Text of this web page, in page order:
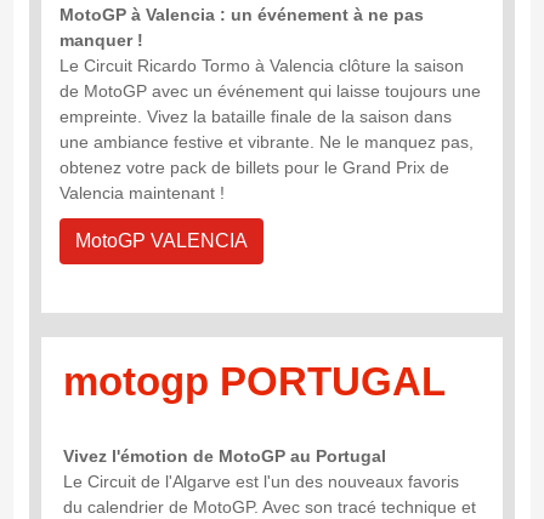
MotoGP à Valencia : un événement à ne pas
manquer !
Le Circuit Ricardo Tormo à Valencia clôture la saison
de MotoGP avec un événement qui laisse toujours une
empreinte. Vivez la bataille finale de la saison dans
une ambiance festive et vibrante. Ne le manquez pas,
obtenez votre pack de billets pour le Grand Prix de
Valencia maintenant !
MotoGP VALENCIA
motogp PORTUGAL
Vivez l'émotion de MotoGP au Portugal
Le Circuit de l'Algarve est l'un des nouveaux favoris
du calendrier de MotoGP. Avec son tracé technique et